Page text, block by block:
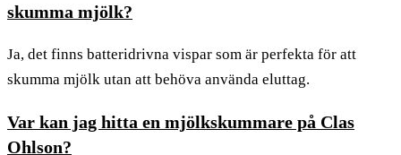
skumma mjölk?
Ja, det finns batteridrivna vispar som är perfekta för att
skumma mjölk utan att behöva använda eluttag.
Var kan jag hitta en mjölkskummare på Clas
Ohlson?